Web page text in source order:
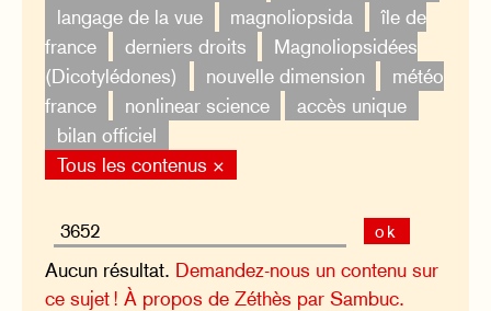
langage de la vue
magnoliopsida
île de
france
derniers droits
Magnoliopsidées
(Dicotylédones)
nouvelle dimension
météo
france
nonlinear science
accès unique
bilan officiel
Tous les contenus ×
ok
Aucun résultat. Demandez-nous un contenu sur
ce sujet ! À propos de Zéthès par Sambuc.